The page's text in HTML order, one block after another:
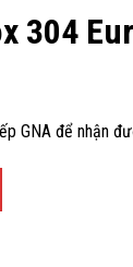
304
GNA để nhận